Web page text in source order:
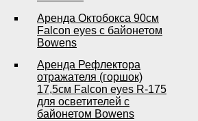
Аренда Октобокса 90см
Falcon eyes с байонетом
Bowens
Аренда Рефлектора
отражателя (горшок)
17,5см Falcon eyes R-175
для осветителей с
байонетом Bowens